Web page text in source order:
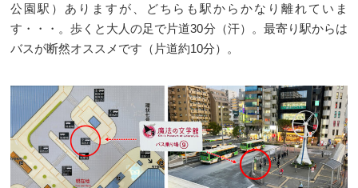
公園駅）ありますが、どちらも駅からかなり離れていま
す・・・。歩くと大人の足で片道30分（汗）。最寄り駅からは
バスが断然オススメです（片道約10分）。